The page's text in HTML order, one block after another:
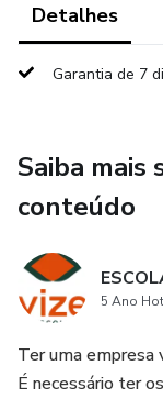
Detalhes
Garantia de 7
Saiba mais
conteúdo
5 Ano
Ter uma
É necessário ter